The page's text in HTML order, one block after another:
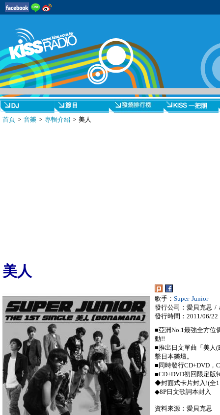
首頁 > 音樂 > 專輯介紹 > 美人
美人
歌手： Super Junior
發行公司：愛貝克思 /
發行時間：2011/06/22
■亞洲No.1最強全方位
動!!
■推出日文單曲「美人
擊日本樂壇。
■同時發行CD+DVD，
■CD+DVD初回限定版
◆封面式卡片封入!(全
◆8P日文歌詞本封入
資料來源：愛貝克思